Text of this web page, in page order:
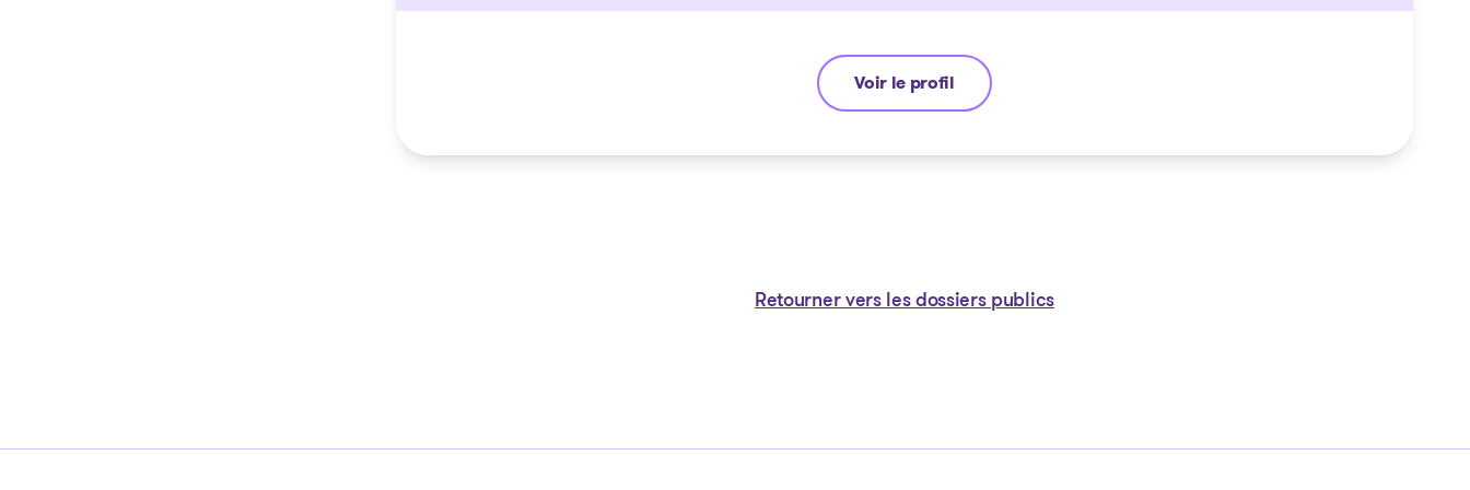
Voir le profil
Michel Thibault
Retourner vers les dossiers publics